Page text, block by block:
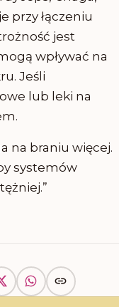
przy łączeniu
jest
wpływać na
Jeśli
lub leki na
na braniu więcej.
systemów